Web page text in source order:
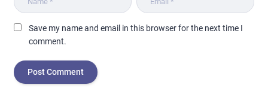
Save my name and email in this browser for the next time I
comment.